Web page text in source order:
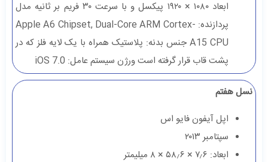
ابعاد ۱۰۸۰ × ۱۹۲۰ پیکسل و با سرعت ۳۰ فریم بر ثانیه مدل
پردازنده: Apple A6 Chipset, Dual-Core ARM Cortex-
A15 CPU جنس بدنه: پلاستیک همراه با یک لایه فلز که در
پشت قاب قرار گرفته است ورژن سیستم عامل: iOS 7.0
نسل هفتم
اپل آیفون فایو اس
سپتامبر ۲۰۱۳
ابعاد: ۷٫۶ × ۵۸٫۶ × ۸ میلیمتر